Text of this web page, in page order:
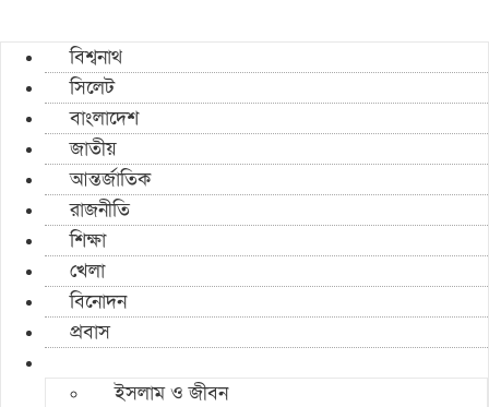
বিশ্বনাথ
সিলেট
বাংলাদেশ
জাতীয়
আন্তর্জাতিক
রাজনীতি
শিক্ষা
খেলা
বিনোদন
প্রবাস
ইসলাম ও জীবন